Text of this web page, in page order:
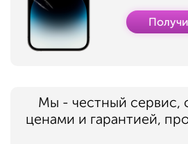
Мы - честный сервис,
ценами и гарантией,